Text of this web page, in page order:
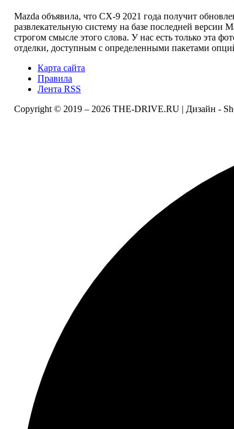
Mazda объявила, что CX-9 2021 года получит
развлекательную систему на базе последней версии
строгом смысле этого слова. У нас есть только эта
отделки, доступным с определенными пакетами
Карта сайта
Правила
Лента RSS
Copyright © 2019 – 2026 THE-DRIVE.RU | Дизайн -